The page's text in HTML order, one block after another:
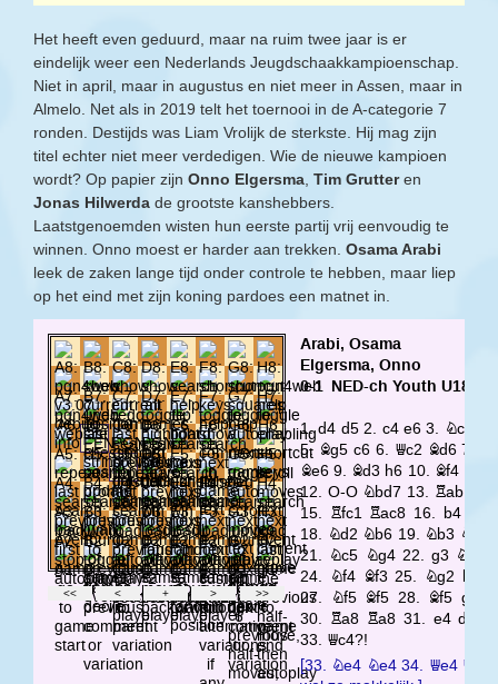
Het heeft even geduurd, maar na ruim twee jaar is er
eindelijk weer een Nederlands Jeugdschaakkampioenschap.
Niet in april, maar in augustus en niet meer in Assen, maar in
Almelo. Net als in 2019 telt het toernooi in de A-categorie 7
ronden. Destijds was Liam Vrolijk de sterkste. Hij mag zijn
titel echter niet meer verdedigen. Wie de nieuwe kampioen
wordt? Op papier zijn Onno Elgersma Tim Grutteren
Jonas Hilwerda de grootste kanshebbers.
Laatstgenoemden wisten hun eerste partij vrij eenvoudig te
winnen. Onno moest er harder aan trekken. Osama Arabi
leek de zaken lange tijd onder controle te hebben, maar liep
op het eind met zijn koning pardoes een matnet in.